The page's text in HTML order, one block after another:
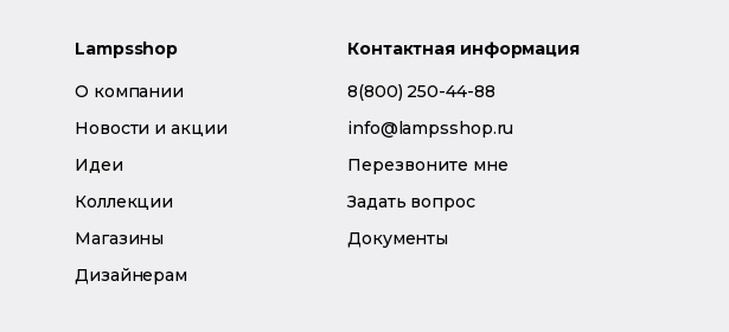
Lampsshop
О компании
Новости и акции
Идеи
Коллекции
Магазины
Дизайнерам
Контактная информация
8(800) 250-44-88
info@lampsshop.ru
Перезвоните мне
Задать вопрос
Документы